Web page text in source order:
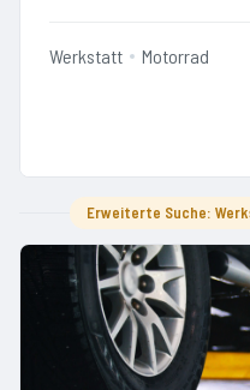
Werkstatt Motorrad
Erweiterte Suche: